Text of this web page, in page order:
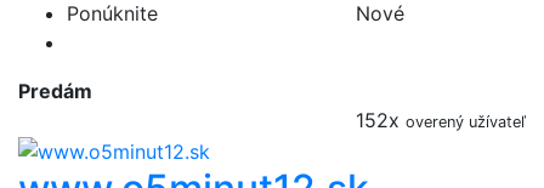
Ponúknite
Nové
Predám
152x overený užívateľ